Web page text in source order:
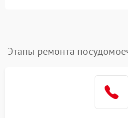
Этапы ремонта